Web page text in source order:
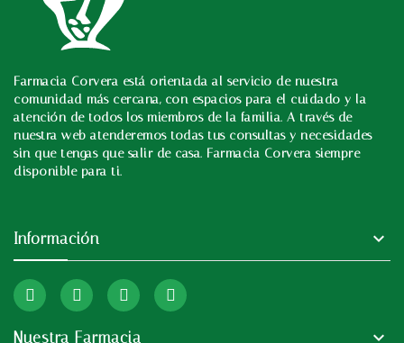
Farmacia Corvera está orientada al servicio de nuestra
comunidad más cercana, con espacios para el cuidado y la
atención de todos los miembros de la familia. A través de
nuestra web atenderemos todas tus consultas y necesidades
sin que tengas que salir de casa. Farmacia Corvera siempre
disponible para ti.
Información 
Nuestra Farmacia 